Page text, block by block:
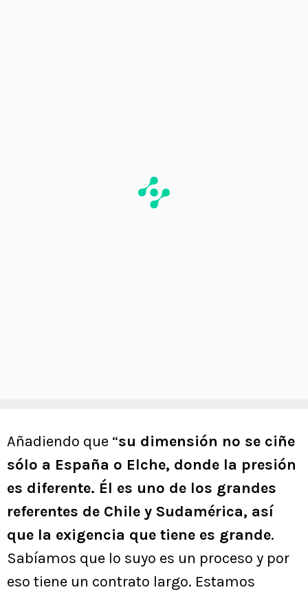
Añadiendo que “su dimensión no se ciñe
sólo a España o Elche, donde la presión
es diferente. Él es uno de los grandes
referentes de Chile y Sudamérica, así
que la exigencia que tiene es grande.
Sabíamos que lo suyo es un proceso y por
eso tiene un contrato largo. Estamos